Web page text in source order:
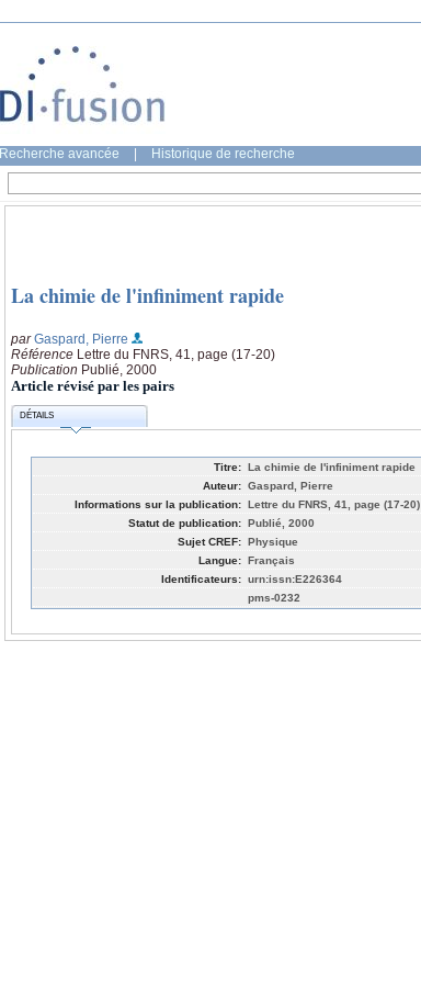
Recherche avancée Historique de recherche
La chimie de l'infiniment rapide
parGaspard, Pierre
Référence Lettre du FNRS, 41, page (17-20)
Publication Publié, 2000
Article révisé par les pairs
DÉTAILS
Titre: La chimie de l'infiniment rapide
Auteur: Gaspard, Pierre
Informations sur la publication: Lettre du FNRS, 41, page (17-20)
Statut de publication: Publié, 2000
Sujet CREF: Physique
Langue: Français
Identificateurs: urn:issn:E226364
pms-0232